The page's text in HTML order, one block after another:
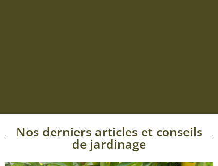
Nos derniers articles et conseils
de jardinage